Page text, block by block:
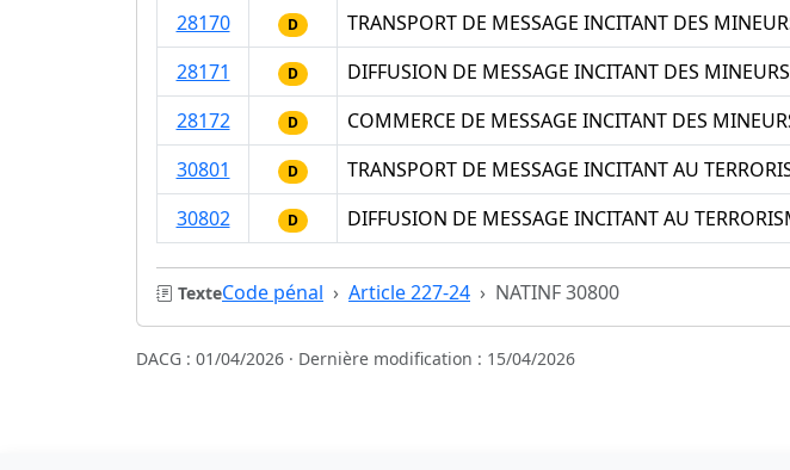
28170
D
TRANSPORT DE MESSAGE INCITANT DES
28171
D
DIFFUSION DE MESSAGE INCITANT DES
28172
D
COMMERCE DE MESSAGE INCITANT DES
30801
D
TRANSPORT DE MESSAGE INCITANT AU
30802
D DIFFUSION DE MESSAGE INCITANT AU
TexteCode pénal Article 227-24 NATINF 30800
DACG : 01/04/2026 · Dernière modification : 15/04/2026